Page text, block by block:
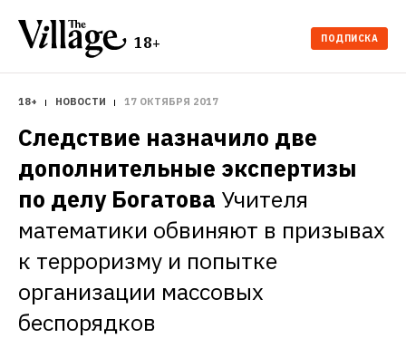
18+ ПОДПИСКА
18+ НОВОСТИ 17 ОКТЯБРЯ 2017
Следствие назначило две
дополнительные экспертизы
по делу Богатова Учителя
математики обвиняют в призывах
к терроризму и попытке
организации массовых
беспорядков